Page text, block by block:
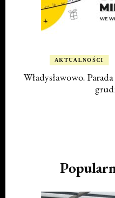
AKTUALNOŚCI
Władysławowo.